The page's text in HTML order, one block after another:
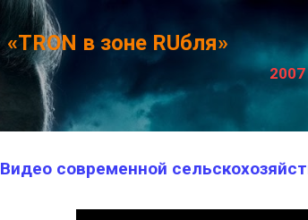
«TRON в зоне RUбля»
2007
Видео современной